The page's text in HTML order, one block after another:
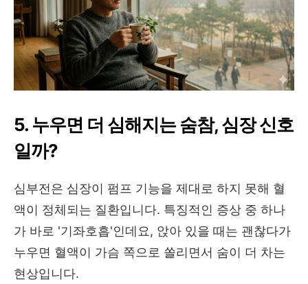
5. 누우면 더 심해지는 숨참, 심장 신호
일까?
심부전은 심장이 펌프 기능을 제대로 하지 못해 혈
액이 정체되는 질환입니다. 특징적인 증상 중 하나
가 바로 '기좌호흡'인데요, 앉아 있을 때는 괜찮다가
누우면 혈액이 가슴 쪽으로 쏠리면서 숨이 더 차는
현상입니다.